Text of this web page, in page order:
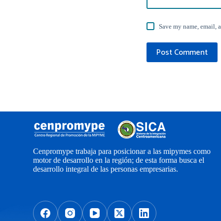
Save my name, email,
Post Comment
Cenpromype trabaja para posicionar a las mipymes como
motor de desarrollo en la región; de esta forma busca el
desarrollo integral de las personas empresarias.